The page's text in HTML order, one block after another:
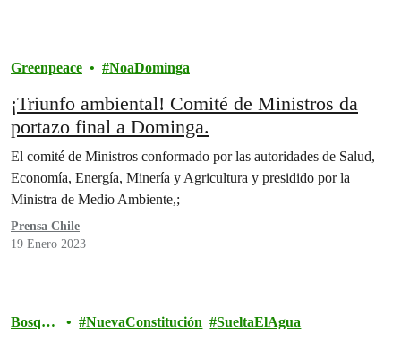
Greenpeace NoaDominga
¡Triunfo ambiental! Comité de Ministros da
portazo final a Dominga.
El comité de Ministros conformado por las autoridades de Salud,
Economía, Energía, Minería y Agricultura y presidido por la
Ministra de Medio Ambiente,;
Prensa Chile
19 Enero 2023
Bosque
NuevaConstitución
SueltaElAgua